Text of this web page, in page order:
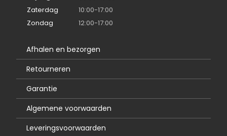
Zaterdag
10:00-17:00
Zondag
12:00-17:00
Afhalen en bezorgen
Retourneren
Garantie
Algemene voorwaarden
Leveringsvoorwaarden